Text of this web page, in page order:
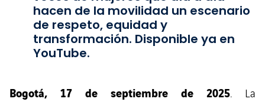
hacen de la movilidad un escenario
de respeto, equidad y
transformación. Disponible ya en
YouTube.
Bogotá, 17 de septiembre de 2025. La